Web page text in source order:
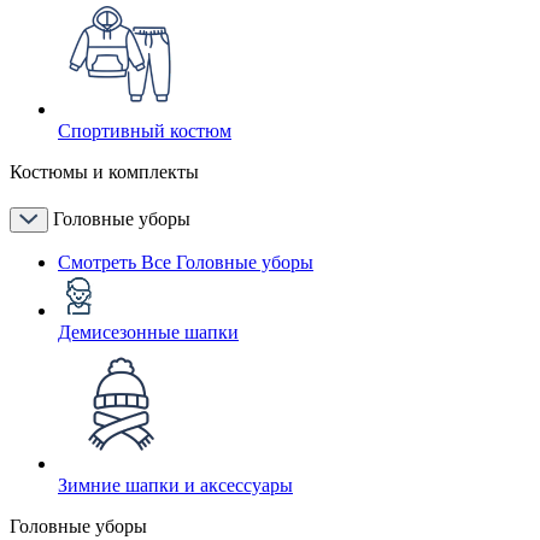
Спортивный костюм
Костюмы и комплекты
Головные уборы
Смотреть Все Головные уборы
Демисезонные шапки
Зимние шапки и аксессуары
Головные уборы